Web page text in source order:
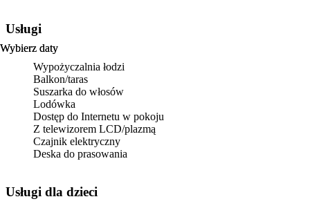
Wybierz daty
Wybierz daty
Usługi
Wypożyczalnia łodzi
Balkon/taras
Suszarka do włosów
Lodówka
Dostęp do Internetu w pokoju
Z telewizorem LCD/plazmą
Czajnik elektryczny
Deska do prasowania
usługi dla dzieci